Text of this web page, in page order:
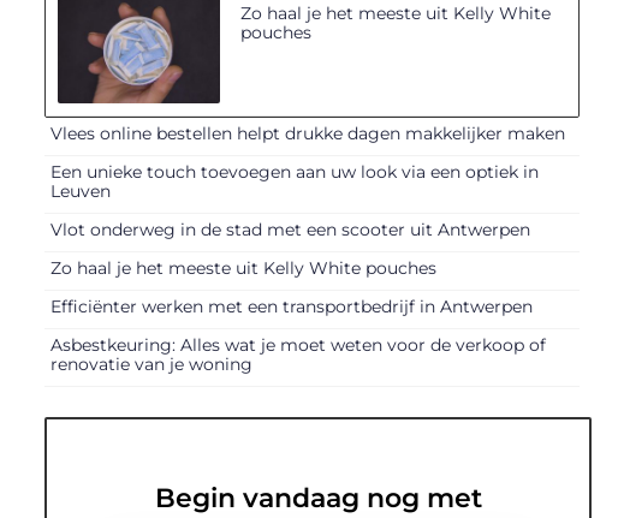
Zo haal je het meeste uit Kelly White
pouches
Vlees online bestellen helpt drukke dagen makkelijker maken
Een unieke touch toevoegen aan uw look via een optiek in
Leuven
Vlot onderweg in de stad met een scooter uit Antwerpen
Zo haal je het meeste uit Kelly White pouches
Efficiënter werken met een transportbedrijf in Antwerpen
Asbestkeuring: Alles wat je moet weten voor de verkoop of
renovatie van je woning
Begin vandaag nog met